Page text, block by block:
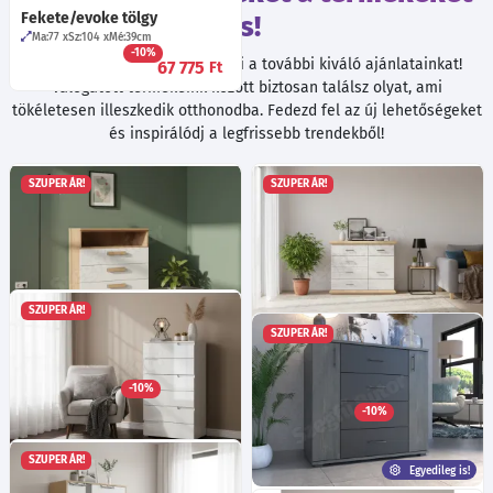
Fekete/evoke tölgy
Ma:77 Sz:104 Mé:39cm
-10%
67 775 Ft
is!
Böngészés közben ne hagyd ki a további kiváló ajánlatainkat!
Válogatott termékeink között biztosan találsz olyat, ami
tökéletesen illeszkedik otthonodba. Fedezd fel az új lehetőségeket
és inspirálódj a legfrissebb trendekből!
SZUPER ÁR!
Sz:78.5 Mé:39.5cm
-10%
63 725
SZUPER ÁR!
Kaor 10 komód - Kraft
fehér/Kraft arany
Ma:92
-10%
101 345Ft
SZUPER ÁR!
Seila 3 komód - Fehér / mf.
SZUPER ÁR!
Egyedileg is!
SZUPER ÁR!